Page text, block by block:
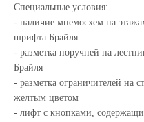
Специальные условия:
- наличие мнемосхем на
шрифта Брайля
- разметка поручней на
Брайля
- разметка ограничителей на
желтым цветом
- лифт с кнопками,